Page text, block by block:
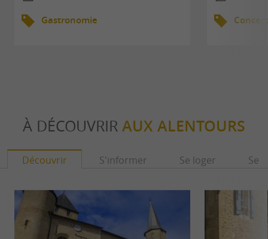
Gastronomie
À DÉCOUVRIR AUX ALENTOURS
Découvrir S'informer Se loger Se